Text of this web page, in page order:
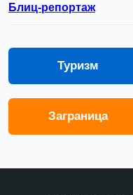
Блиц-репортаж
Туризм
Заграница